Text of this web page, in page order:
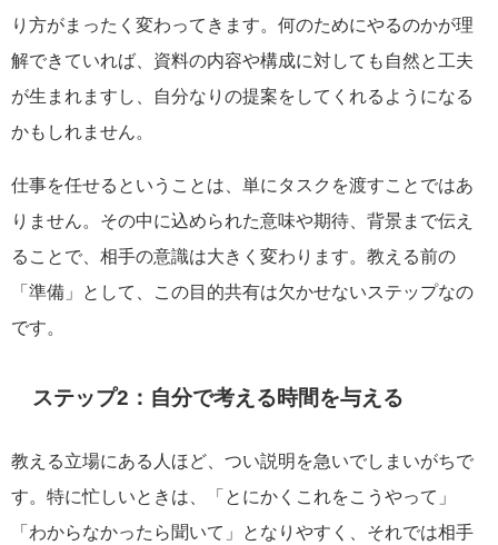
り方がまったく変わってきます。何のためにやるのかが理
解できていれば、資料の内容や構成に対しても自然と工夫
が生まれますし、自分なりの提案をしてくれるようになる
かもしれません。
仕事を任せるということは、単にタスクを渡すことではあ
りません。その中に込められた意味や期待、背景まで伝え
ることで、相手の意識は大きく変わります。教える前の
「準備」として、この目的共有は欠かせないステップなの
です。
ステップ2：自分で考える時間を与える
教える立場にある人ほど、つい説明を急いでしまいがちで
す。特に忙しいときは、「とにかくこれをこうやって」
「わからなかったら聞いて」となりやすく、それでは相手